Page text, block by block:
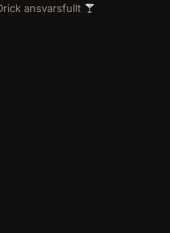
ansvarsfullt